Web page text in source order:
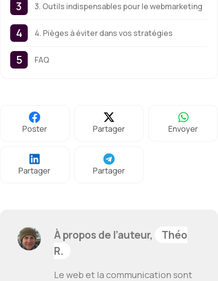
3. Outils indispensables pour le webmarketing
4. Pièges à éviter dans vos stratégies
FAQ
Poster Partager Envoyer
Partager Partager
À propos de l’auteur,
Théo
R.
Le web et la communication sont